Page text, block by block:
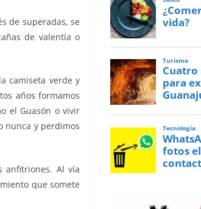
de superadas, se
de valentía o
camiseta verde y
años formamos
el Guasón o vivir
nunca y perdimos
anfitriones. Al vía
que somete